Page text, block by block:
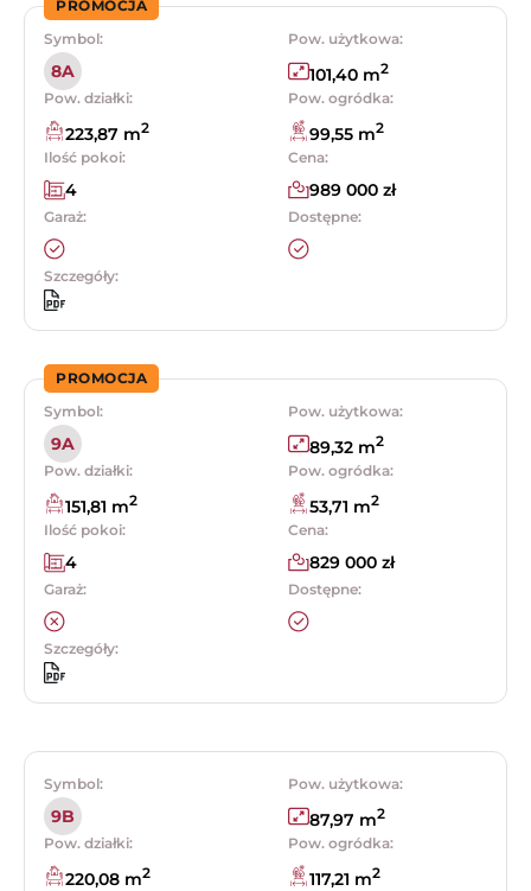
PROMOCJA
Symbol:
8A
Pow. użytkowa:
101,40 m2
Pow. działki:
223,87 m2
Pow. ogródka:
99,55 m2
Ilość pokoi:
4
Cena:
989 000 zł
Garaż: Dostępne:
Szczegóły:
PROMOCJA
Symbol:
9A
Pow. użytkowa:
89,32 m2
Pow. działki:
151,81 m2
Pow. ogródka:
53,71 m2
Ilość pokoi:
4
Cena:
829 000 zł
Garaż: Dostępne:
Szczegóły:
Symbol:
9B
Pow. użytkowa:
87,97 m2
Pow. działki:
220,08 m2
Pow. ogródka:
117,21 m2